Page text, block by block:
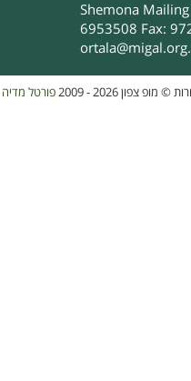
Shemona
6953508 Fax:
מופ צפון 2026 - 2009 פורטל מדיה